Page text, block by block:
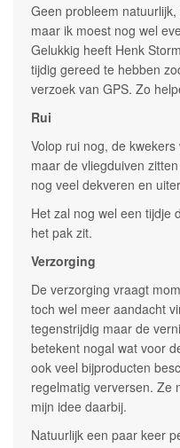
Geen probleem
maar ik moest nog wel
Gelukkig heeft Henk
tijdig gereed te hebben
verzoek van GPS. Zo
Rui
Volop rui nog, de
maar de vliegduiven
nog veel dekveren en
Het zal nog wel een tijdje
het pak zit.
Verzorging
De verzorging vraagt
toch wel meer aandacht
tegenstrijdig maar de
betekent nogal wat voor
ook veel bijproducten
regelmatig verversen. Ze
mijn idee daarbij.
Natuurlijk een paar keer